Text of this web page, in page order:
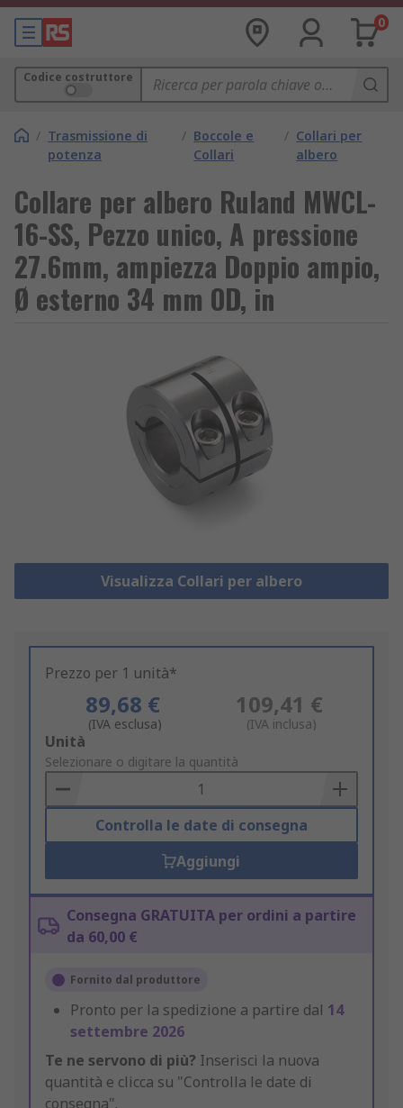
0
Codice costruttore
/ Trasmissione di
potenza
/ Boccole e
Collari
/ Collari per
albero
Collare per albero Ruland MWCL-
16-SS, Pezzo unico, A pressione
27.6mm, ampiezza Doppio ampio,
Ø esterno 34 mm OD, in
Visualizza Collari per albero
Prezzo per 1 unità*
89,68 €
(IVA esclusa)
109,41 €
(IVA inclusa)
Add
to
Basket
Unità
Selezionare o digitare la quantità
Controlla le date di consegna
Aggiungi
Consegna GRATUITA per ordini a partire
da 60,00 €
Fornito dal produttore
Pronto per la spedizione a partire dal 14
settembre 2026
Te ne servono di più? Inserisci la nuova
quantità e clicca su "Controlla le date di
consegna".